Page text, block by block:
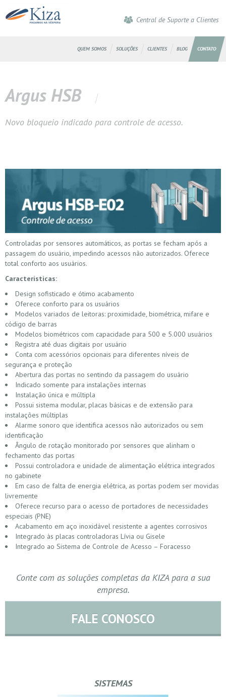
Central de Suporte a Clientes
CONTATO
BLOG
CLIENTES
SOLUÇÕES
QUEM SOMOS
Argus HSB
Novo bloqueio indicado para controle de acesso.
Controladas por sensores automáticos, as portas se fecham após a
passagem do usuário, impedindo acessos não autorizados. Oferece
total conforto aos usuários.
Características:
Design sofisticado e ótimo acabamento
Oferece conforto para os usuários
Modelos variados de leitoras: proximidade, biométrica, mifare e
código de barras
Modelos biométricos com capacidade para 500 e 5.000 usuários
Registra até duas digitais por usuário
Conta com acessórios opcionais para diferentes níveis de
segurança e proteção
Abertura das portas no sentindo da passagem do usuário
Indicado somente para instalações internas
Instalação única e múltipla
Possui sistema modular, placas básicas e de extensão para
instalações múltiplas
Alarme sonoro que identifica acessos não autorizados ou sem
identificação
Ângulo de rotação monitorado por sensores que alinham o
fechamento das portas
Possui controladora e unidade de alimentação elétrica integrados
no gabinete
Em caso de falta de energia elétrica, as portas podem ser movidas
livremente
Oferece recurso para o acesso de portadores de necessidades
especiais (PNE)
Acabamento em aço inoxidável resistente a agentes corrosivos
Integrado às placas controladoras Lívia ou Gisele
Integrado ao Sistema de Controle de Acesso – Foracesso
Conte com as soluções completas da KIZA para a sua
empresa.
FALE CONOSCO
SISTEMAS